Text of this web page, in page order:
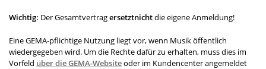
Wichtig: Der Gesamtvertragersetztnichtdie eigene Anmeldung!
Eine GEMA-pflichtige Nutzung liegt vor, wenn Musik öffentlich
wiedergegeben wird. Um die Rechte dafür zu erhalten, muss dies im
Vorfeld über die GEMA-Websiteoder im Kundencenter angemeldet